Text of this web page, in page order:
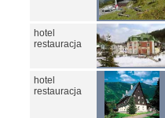
hotel
restauracja
hotel
restauracja